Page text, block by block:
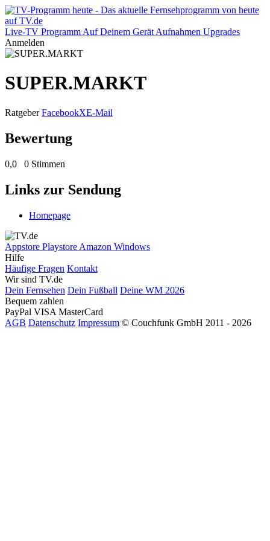
Live-TV Programm Auf Deinem Gerät Aufnahmen Upgrades
Anmelden
SUPER.MARKT
Ratgeber FacebookXE-Mail
Bewertung
0,0 0 Stimmen
Links zur Sendung
Homepage
Appstore Playstore Amazon Windows
Hilfe
Häufige Fragen Kontakt
Wir sind TV.de
Dein Fernsehen Dein Fußball Deine WM 2026
Bequem zahlen
PayPal VISA MasterCard
AGB Datenschutz Impressum © Couchfunk GmbH 2011 - 2026